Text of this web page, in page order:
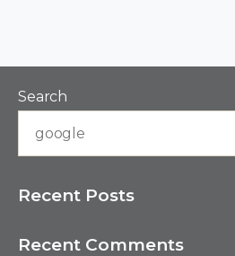
Search
Recent Posts
Recent Comments